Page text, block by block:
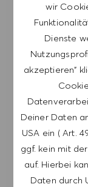
wir
Dienste
akzeptieren"
Deiner Daten
USA ein ( Art.
ggf. kein mit
auf. Hierbei
Daten durch
HINWEIS:
damit
zu
mich jederzeit
den Mails
akzeptiere,
gemäß der
werden.